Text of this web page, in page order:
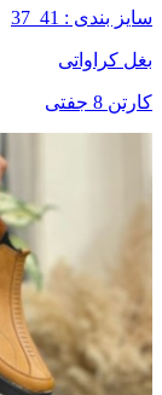
سایز بندی : 41_37
بغل کراواتی
کارتن 8 جفتی